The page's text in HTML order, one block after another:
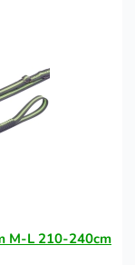
M-L 210-240cm